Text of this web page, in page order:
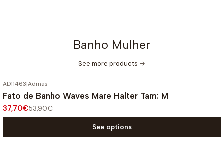
Banho Mulher
See more products
OFF
AD11463|Admas
Fato de Banho Waves Mare Halter Tam: M
37,70€53,90€
See options